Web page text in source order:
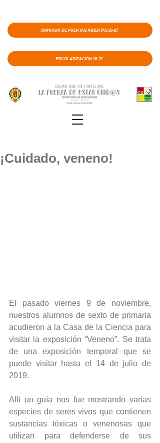
ESCOLARIZACIÓN 26-27
JORNADA DE PUERTAS ABIERTAS 26-27
¡Cuidado, veneno!
El pasado viernes 9 de noviembre,
nuestros alumnos de sexto de primaria
acudieron a la Casa de la Ciencia para
visitar la exposición “Veneno”. Se trata
de una exposición temporal que se
puede visitar hasta el 14 de julio de
2019.
Allí un guía nos fue mostrando varias
especies de seres vivos que contienen
sustancias tóxicas o venenosas que
utilizan para defenderse de sus